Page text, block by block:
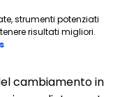
strumenti potenziati
risultati migliori.
Opens new window
cambiamento in